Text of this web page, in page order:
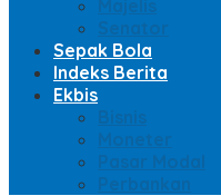
Majelis
Senator
Sepak Bola
Indeks Berita
Ekbis
Bisnis
Moneter
Pasar Modal
Perbankan